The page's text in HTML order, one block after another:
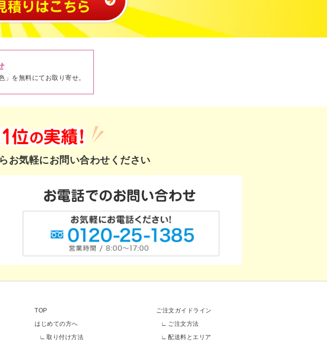
」を無料にてお取り寄せ。
お気軽にお問い合わせください
TOP
はじめての方へ
取り付け方法
ご注文ガイドライン
ご注文方法
配送料とエリア